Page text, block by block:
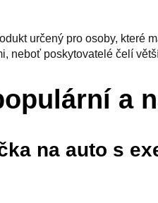
určený pro osoby, které
neboť poskytovatelé čelí
a
na auto s